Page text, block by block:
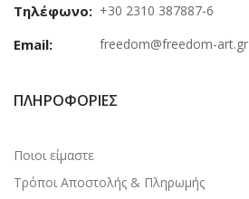
Τηλέφωνο: +30 2310 387887-6
Email: freedom@freedom-art.gr
ΠΛΗΡΟΦΟΡΊΕΣ
Ποιοι είμαστε
Τρόποι Αποστολής & Πληρωμής